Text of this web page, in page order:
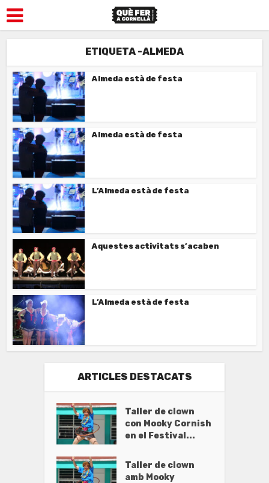
ETIQUETA -ALMEDA
Almeda està de festa
Almeda està de festa
L’Almeda està de festa
Aquestes activitats s’acaben
L’Almeda està de festa
ARTICLES DESTACATS
Taller de clown
con Mooky Cornish
en el Festival...
Taller de clown
amb Mooky